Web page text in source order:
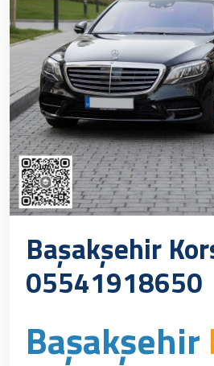
Başakşehir
05541918650
Başakşehir